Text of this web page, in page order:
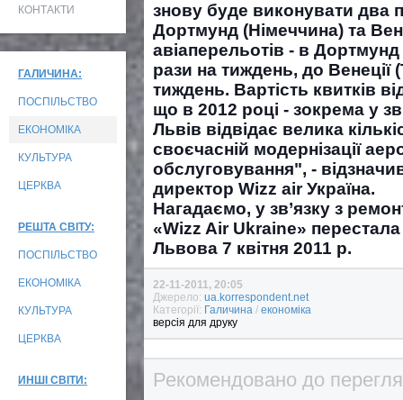
КОНТАКТИ
ГАЛИЧИНА:
ПОСПІЛЬСТВО
ЕКОНОМІКА
КУЛЬТУРА
ЦЕРКВА
РЕШТА СВІТУ:
ПОСПІЛЬСТВО
ЕКОНОМІКА
КУЛЬТУРА
ЦЕРКВА
ИНШІ СВІТИ:
знову буде виконувати два
Дортмунд (Німеччина) та
авіаперельотів - в
рази на тиждень, до Венеції
тиждень. Вартість квитків
що в 2012 році - зокрема у
Львів відвідає велика
своєчасній модернізації
обслуговування", -
директор Wizz air Україна.
Нагадаємо, у зв’язку з
«Wizz Air Ukraine»
Львова 7 квітня 2011 р.
22-11-2011, 20:05
Джерело: ua.korrespondent.net
Категорії: Галичина / економіка
версія для друку
Рекомендовано до